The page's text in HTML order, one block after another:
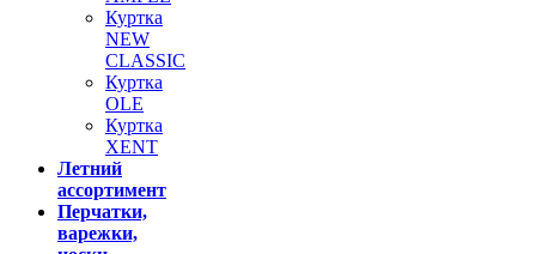
Куртка
NEW
CLASSIC
Куртка
OLE
Куртка
XENT
Летний
ассортимент
Перчатки,
варежки,